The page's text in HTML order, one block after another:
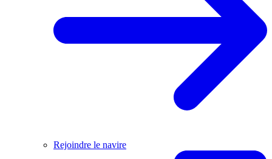
Rejoindre le navire